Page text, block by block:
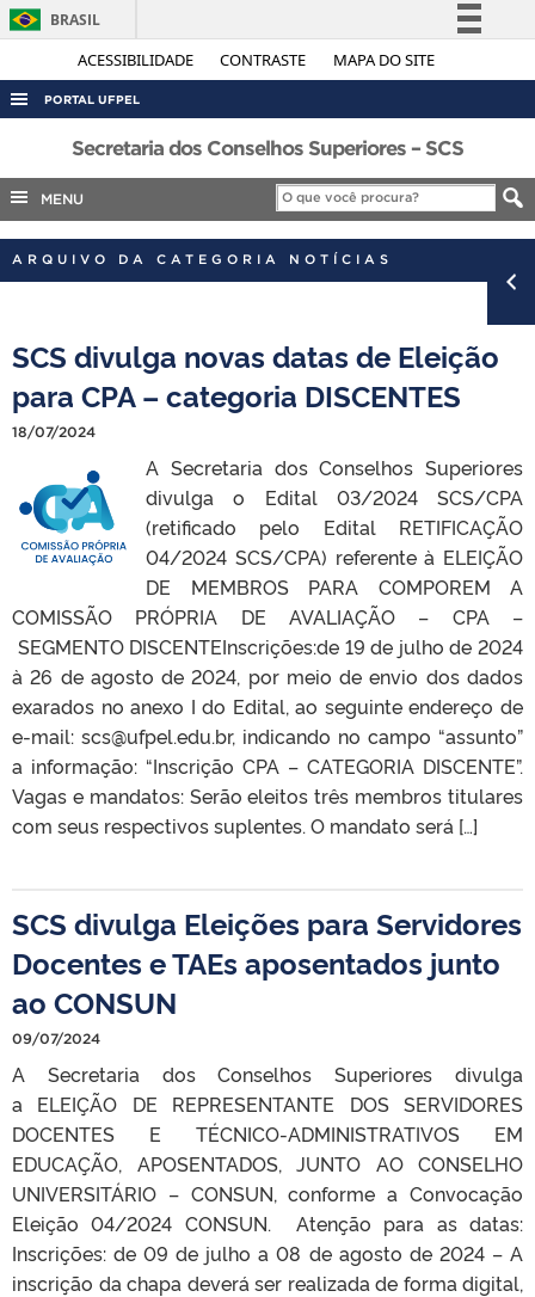
ACESSIBILIDADE CONTRASTE MAPA DO SITE
BRASIL
Simplifique!
Acesso à informação
Legislação
Canais
PORTAL UFPEL
ACESSO À INFORMAÇÃO
AUDITORIA
COBALTO
CONCURSOS
PORTARIAS
Secretaria dos Conselhos Superiores – SCS
MENU
ARQUIVO DA CATEGORIA NOTÍCIAS
SCS divulga novas datas de Eleição
para CPA – categoria DISCENTES
18/07/2024
A Secretaria dos Conselhos Superiores
divulga o Edital 03/2024 SCS/CPA
(retificado pelo Edital RETIFICAÇÃO
04/2024 SCS/CPA) referente à ELEIÇÃO
DE MEMBROS PARA COMPOREM A
COMISSÃO PRÓPRIA DE AVALIAÇÃO – CPA –
SEGMENTO DISCENTEInscrições:de 19 de julho de 2024
à 26 de agosto de 2024, por meio de envio dos dados
exarados no anexo I do Edital, ao seguinte endereço de
e-mail: scs@ufpel.edu.br, indicando no campo “assunto”
a informação: “Inscrição CPA – CATEGORIA DISCENTE”.
Vagas e mandatos: Serão eleitos três membros titulares
com seus respectivos suplentes. O mandato será […]
SCS divulga Eleições para Servidores
Docentes e TAEs aposentados junto
ao CONSUN
09/07/2024
A Secretaria dos Conselhos Superiores divulga
a ELEIÇÃO DE REPRESENTANTE DOS SERVIDORES
DOCENTES E TÉCNICO-ADMINISTRATIVOS EM
EDUCAÇÃO, APOSENTADOS, JUNTO AO CONSELHO
UNIVERSITÁRIO – CONSUN, conforme a Convocação
Eleição 04/2024 CONSUN. Atenção para as datas:
Inscrições: de 09 de julho a 08 de agosto de 2024 – A
inscrição da chapa deverá ser realizada de forma digital,